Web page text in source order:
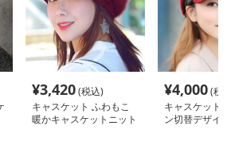
¥3,420(税込)
キャスケット ふわもこ
暖かキャスケットニット
¥4,000(税
キャスケット
ン切替デザイ